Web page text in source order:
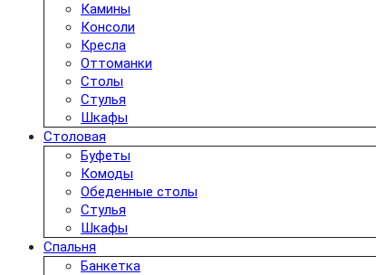
Камины
Консоли
Кресла
Оттоманки
Столы
Стулья
Шкафы
Столовая
Буфеты
Комоды
Обеденные столы
Стулья
Шкафы
Спальня
Банкетка